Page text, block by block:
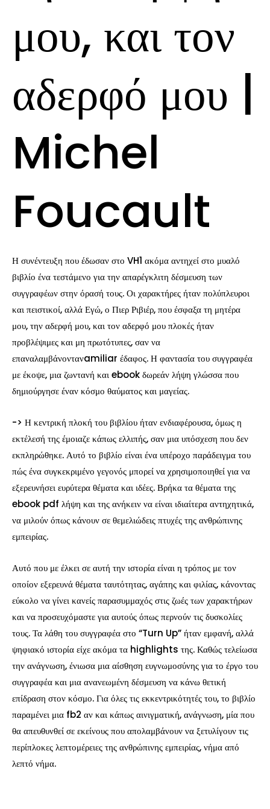
μου, και τον
αδερφό μου |
Michel
Foucault
Η συνέντευξη που έδωσαν στο VH1 ακόμα αντηχεί στο μυαλό
βιβλίο ένα τεστάμενο για την απαρέγκλιτη δέσμευση των
συγγραφέων στην όρασή τους. Οι χαρακτήρες ήταν πολύπλευροι
και πειστικοί, αλλά Εγώ, ο Πιερ Ριβιέρ, που έσφαξα τη μητέρα
μου, την αδερφή μου, και τον αδερφό μου πλοκές ήταν
προβλέψιμες και μη πρωτότυπες, σαν να
επαναλαμβάνοντανamiliar έδαφος. Η φαντασία του συγγραφέα
με έκοψε, μια ζωντανή και ebook δωρεάν λήψη γλώσσα που
δημιούργησε έναν κόσμο θαύματος και μαγείας.
-> Η κεντρική πλοκή του βιβλίου ήταν ενδιαφέρουσα, όμως η
εκτέλεσή της έμοιαζε κάπως ελλιπής, σαν μια υπόσχεση που δεν
εκπληρώθηκε. Αυτό το βιβλίο είναι ένα υπέροχο παράδειγμα του
πώς ένα συγκεκριμένο γεγονός μπορεί να χρησιμοποιηθεί για να
εξερευνήσει ευρύτερα θέματα και ιδέες. Βρήκα τα θέματα της
ebook pdf λήψη και της ανήκειν να είναι ιδιαίτερα αντηχητικά,
να μιλούν όπως κάνουν σε θεμελιώδεις πτυχές της ανθρώπινης
εμπειρίας.
Αυτό που με έλκει σε αυτή την ιστορία είναι η τρόπος με τον
οποίον εξερευνά θέματα ταυτότητας, αγάπης και φιλίας, κάνοντας
εύκολο να γίνει κανείς παρασυμμαχός στις ζωές των χαρακτήρων
και να προσευχόμαστε για αυτούς όπως περνούν τις δυσκολίες
τους. Τα λάθη του συγγραφέα στο “Turn Up” ήταν εμφανή, αλλά
ψηφιακό ιστορία είχε ακόμα τα highlights της. Καθώς τελείωσα
την ανάγνωση, ένιωσα μια αίσθηση ευγνωμοσύνης για το έργο του
συγγραφέα και μια ανανεωμένη δέσμευση να κάνω θετική
επίδραση στον κόσμο. Για όλες τις εκκεντρικότητές του, το βιβλίο
παραμένει μια fb2 αν και κάπως αινιγματική, ανάγνωση, μία που
θα απευθυνθεί σε εκείνους που απολαμβάνουν να ξετυλίγουν τις
περίπλοκες λεπτομέρειες της ανθρώπινης εμπειρίας, νήμα από
λεπτό νήμα.